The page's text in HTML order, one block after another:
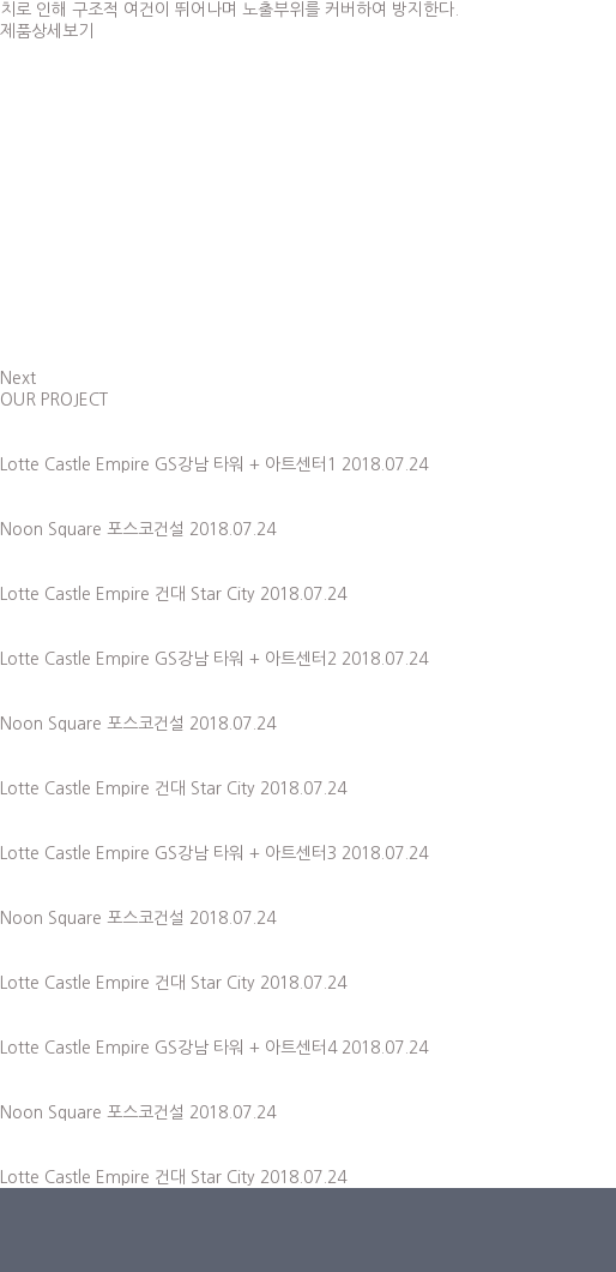
치로 인해 구조적 여건이 뛰어나며 노출부위를 커버하여 방지한다.
제품상세보기
Next
OUR PROJECT
Lotte Castle Empire GS강남 타워 + 아트센터1 2018.07.24
Noon Square 포스코건설 2018.07.24
Lotte Castle Empire 건대 Star City 2018.07.24
Lotte Castle Empire GS강남 타워 + 아트센터2 2018.07.24
Noon Square 포스코건설 2018.07.24
Lotte Castle Empire 건대 Star City 2018.07.24
Lotte Castle Empire GS강남 타워 + 아트센터3 2018.07.24
Noon Square 포스코건설 2018.07.24
Lotte Castle Empire 건대 Star City 2018.07.24
Lotte Castle Empire GS강남 타워 + 아트센터4 2018.07.24
Noon Square 포스코건설 2018.07.24
Lotte Castle Empire 건대 Star City 2018.07.24